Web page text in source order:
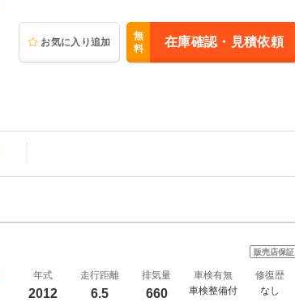
お気に入り追加
無
料
在庫確認・見積依頼
販売店保証
年式
2012
走行距離
6.5
排気量
660
車検有無
車検整備付
修復歴
なし